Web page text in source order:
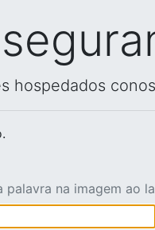
hospedados
palavra na imagem ao